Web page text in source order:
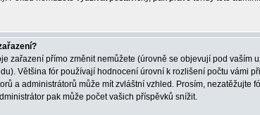
zařazení přímo změnit nemůžete (úrovně se objevují pod vaším
Většina fór používají hodnocení úrovní k rozlišení počtu vámi
a administrátorů může mít zvláštní vzhled. Prosím, nezatěžujte
pak může počet vašich příspěvků snížit.